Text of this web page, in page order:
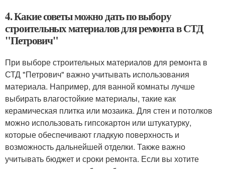
4. Какие советы можно дать по выбору
строительных материалов для ремонта в СТД
"Петрович"
При выборе строительных материалов для ремонта в
СТД "Петрович" важно учитывать использования
материала. Например, для ванной комнаты лучше
выбирать влагостойкие материалы, такие как
керамическая плитка или мозаика. Для стен и потолков
можно использовать гипсокартон или штукатурку,
которые обеспечивают гладкую поверхность и
возможность дальнейшей отделки. Также важно
учитывать бюджет и сроки ремонта. Если вы хотите